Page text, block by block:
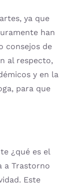
ya que
han
consejos de
al respecto,
y en la
para que
¿qué es el
a Trastorno
Este